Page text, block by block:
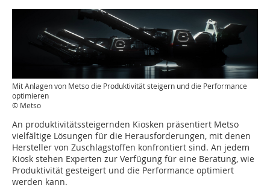
Mit Anlagen von Metso die Produktivität steigern und die Performance
optimieren
© Metso
An produktivitätssteigernden Kiosken präsentiert Metso
vielfältige Lösungen für die Herausforderungen, mit denen
Hersteller von Zuschlagstoffen konfrontiert sind. An jedem
Kiosk stehen Experten zur Verfügung für eine Beratung, wie
Produktivität gesteigert und die Performance optimiert
werden kann.